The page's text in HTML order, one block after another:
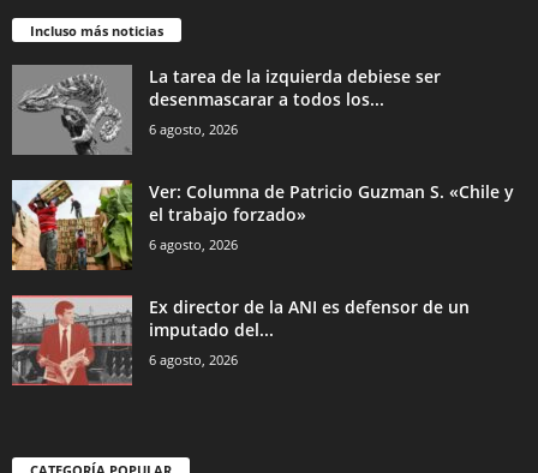
Incluso más noticias
La tarea de la izquierda debiese ser
desenmascarar a todos los...
6 agosto, 2026
Ver: Columna de Patricio Guzman S. «Chile y
el trabajo forzado»
6 agosto, 2026
Ex director de la ANI es defensor de un
imputado del...
6 agosto, 2026